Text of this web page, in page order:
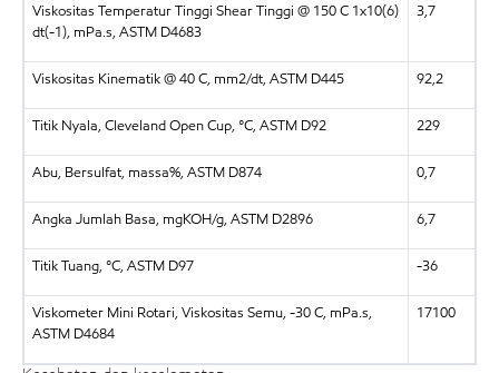
Viskositas Temperatur Tinggi Shear Tinggi @ 150 C 1x10(6)
dt(-1), mPa.s, ASTM D4683
3,7
Viskositas Kinematik @ 40 C, mm2/dt, ASTM D445 92,2
Titik Nyala, Cleveland Open Cup, °C, ASTM D92 229
Abu, Bersulfat, massa%, ASTM D874 0,7
Angka Jumlah Basa, mgKOH/g, ASTM D2896 6,7
Titik Tuang, °C, ASTM D97 -36
Viskometer Mini Rotari, Viskositas Semu, -30 C, mPa.s,
ASTM D4684
17100